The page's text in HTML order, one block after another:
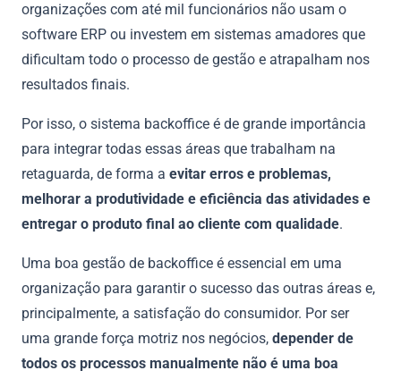
organizações com até mil funcionários não usam o
software ERP ou investem em sistemas amadores que
dificultam todo o processo de gestão e atrapalham nos
resultados finais.
Por isso, o sistema backoffice é de grande importância
para integrar todas essas áreas que trabalham na
retaguarda, de forma a evitar erros e problemas,
melhorar a produtividade e eficiência das atividades e
entregar o produto final ao cliente com qualidade.
Uma boa gestão de backoffice é essencial em uma
organização para garantir o sucesso das outras áreas e,
principalmente, a satisfação do consumidor. Por ser
uma grande força motriz nos negócios, depender de
todos os processos manualmente não é uma boa